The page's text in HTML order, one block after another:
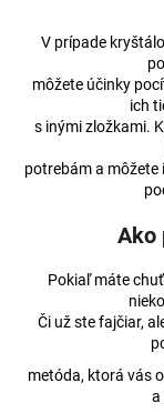
V prípade
môžete účinky
ich
s inými zložkami.
potrebám a
Ako
Pokiaľ máte
Či už ste fajčiar,
metóda, ktorá vás
a
MALÉ
ZVIERATÁ
€17,74
€17,83